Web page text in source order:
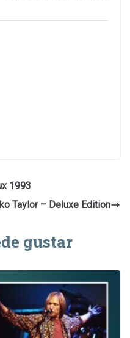
1993
Taylor – Deluxe Edition
gustar